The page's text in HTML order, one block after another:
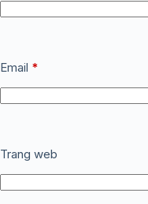
Email *
Trang web